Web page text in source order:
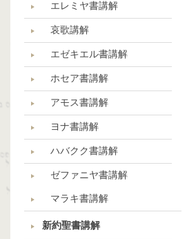
エレミヤ書講解
哀歌講解
エゼキエル書講解
ホセア書講解
アモス書講解
ヨナ書講解
ハバクク書講解
ゼファニヤ書講解
マラキ書講解
新約聖書講解